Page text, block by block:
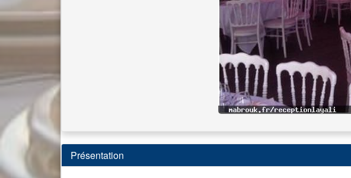
Présentation